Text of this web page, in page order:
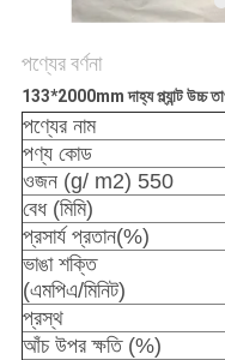
পণ্যের বর্ণনা
133*2000mm দাহ্য প্ল্যান্ট উচ্চ
পণ্যের নাম
পণ্য কোড
ওজন (g/ m2) 550
বেধ (মিমি)
প্রসার্য প্রতান(%)
ভাঙা শক্তি
(এমপিএ/মিনিট)
প্রস্থ
আঁচ উপর ক্ষতি (%)